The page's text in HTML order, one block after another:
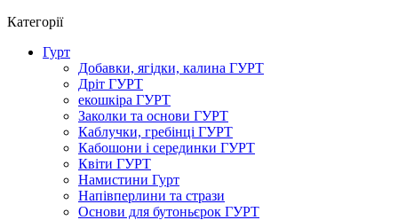
Категорії
Гурт
Добавки, ягідки, калина ГУРТ
Дріт ГУРТ
екошкіра ГУРТ
Заколки та основи ГУРТ
Каблучки, гребінці ГУРТ
Кабошони і серединки ГУРТ
Квіти ГУРТ
Намистини Гурт
Напівперлини та стрази
Основи для бутоньєрок ГУРТ